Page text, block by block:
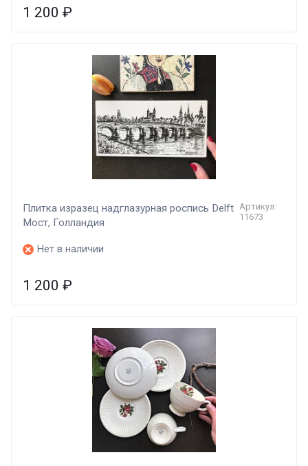
1 200 ₽
Плитка изразец надглазурная роспись Delft
Мост, Голландия
Артикул:
11673
Нет в наличии
1 200 ₽